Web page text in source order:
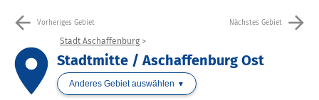
arrow_back Vorheriges Gebiet Nächstes Gebiet arrow_forward
place
Stadt Aschaffenburg
Stadtmitte / Aschaffenburg Ost
Anderes Gebiet auswählen